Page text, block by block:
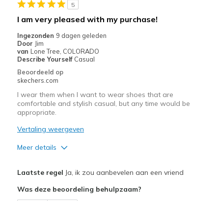
Width
Feels true to width
Sizing
Feels true to size
View On Shoes
5
I am very pleased with my purchase!
Ingezonden 9 dagen geleden
Door Jim
van Lone Tree, COLORADO
Describe Yourself Casual
Beoordeeld op
skechers.com
I wear them when I want to wear shoes that are
comfortable and stylish casual, but any time would be
appropriate.
Vertaling weergeven
Meer details
Comfortable
Laatste regel Ja, ik zou aanbevelen aan een vriend
Was deze beoordeling behulpzaam?